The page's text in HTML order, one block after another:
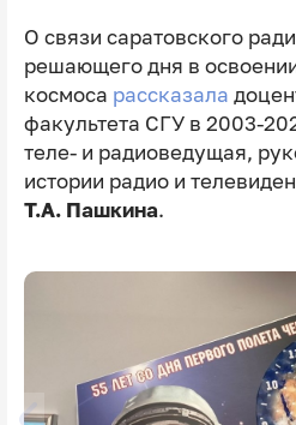
О связи саратовского
решающего дня в
космоса рассказала
факультета СГУ в 2003-
теле- и радиоведущая,
истории радио и
Т.А. Пашкина.